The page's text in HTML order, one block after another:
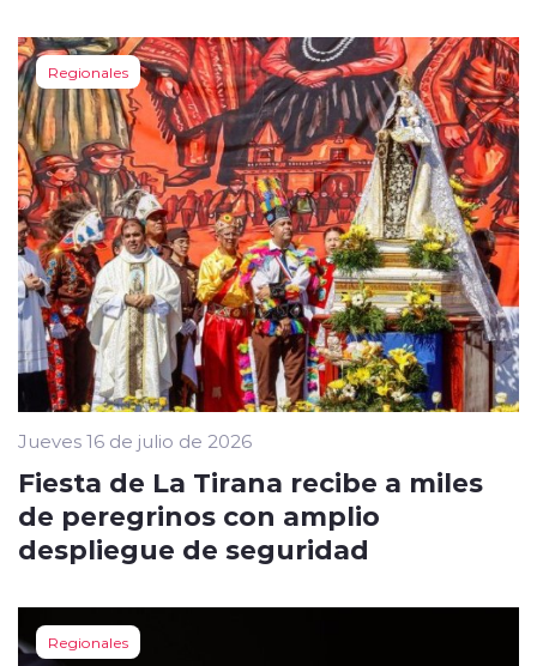
Regionales
Jueves 16 de julio de 2026
Fiesta de La Tirana recibe a miles
de peregrinos con amplio
despliegue de seguridad
Regionales